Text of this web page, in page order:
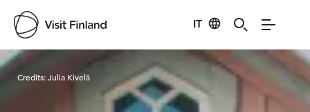
IT
Visit Finland
Credits:Julia Kivelä